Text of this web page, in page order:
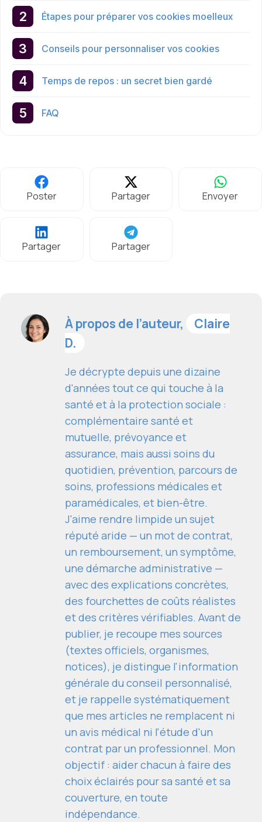
Étapes pour préparer vos cookies moelleux
Conseils pour personnaliser vos cookies
Temps de repos : un secret bien gardé
FAQ
Poster Partager Envoyer
Partager Partager
À propos de l’auteur,
Claire
D.
Je décrypte depuis une dizaine
d'années tout ce qui touche à la
santé et à la protection sociale :
complémentaire santé et
mutuelle, prévoyance et
assurance, mais aussi soins du
quotidien, prévention, parcours de
soins, professions médicales et
paramédicales, et bien-être.
J'aime rendre limpide un sujet
réputé aride — un mot de contrat,
un remboursement, un symptôme,
une démarche administrative —
avec des explications concrètes,
des fourchettes de coûts réalistes
et des critères vérifiables. Avant de
publier, je recoupe mes sources
(textes officiels, organismes,
notices), je distingue l'information
générale du conseil personnalisé,
et je rappelle systématiquement
que mes articles ne remplacent ni
un avis médical ni l'étude d'un
contrat par un professionnel. Mon
objectif : aider chacun à faire des
choix éclairés pour sa santé et sa
couverture, en toute
indépendance.